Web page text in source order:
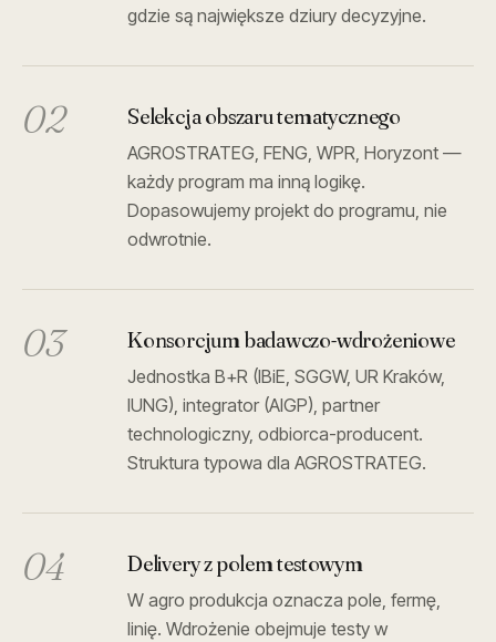
gdzie są największe dziury decyzyjne.
02 Selekcja obszaru tematycznego
AGROSTRATEG, FENG, WPR, Horyzont —
każdy program ma inną logikę.
Dopasowujemy projekt do programu, nie
odwrotnie.
03 Konsorcjum badawczo-wdrożeniowe
Jednostka B+R (IBiE, SGGW, UR Kraków,
IUNG), integrator (AIGP), partner
technologiczny, odbiorca-producent.
Struktura typowa dla AGROSTRATEG.
04 Delivery z polem testowym
W agro produkcja oznacza pole, fermę,
linię. Wdrożenie obejmuje testy w